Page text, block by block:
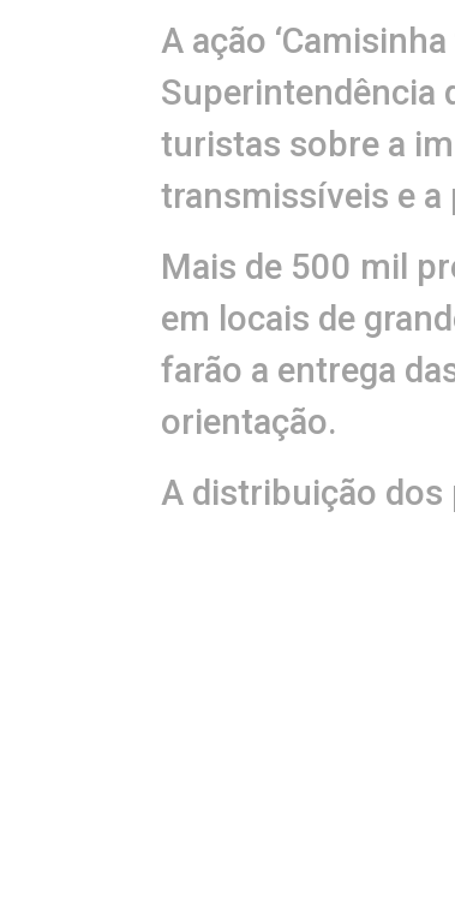
A ação
Superintendência
turistas sobre a
transmissíveis e a
Mais de 500 mil
em locais de
farão a entrega
orientação.
A distribuição dos